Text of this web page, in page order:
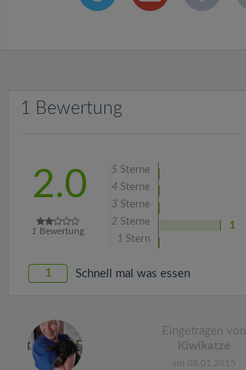
1 Bewertung
2.0
1 Bewertung
5 Sterne
4 Sterne
3 Sterne
2 Sterne
1
1 Stern
1 Schnell mal was essen
Eingetragen von
Kiwikatze
am 08.01.2015